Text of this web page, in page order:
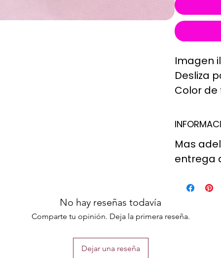
Imagen
Desliza
Color de
El tipo
El
variar
Mas
entrega
No hay reseñas todavía
Comparte tu opinión. Deja la primera reseña.
Dejar una reseña